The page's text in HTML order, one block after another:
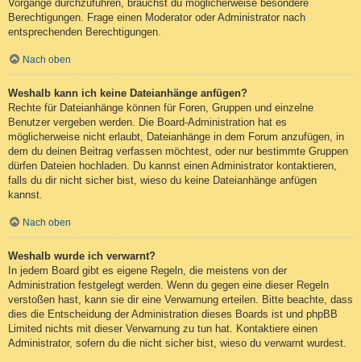
Vorgänge durchzuführen, brauchst du möglicherweise besondere
Berechtigungen. Frage einen Moderator oder Administrator nach
entsprechenden Berechtigungen.
Nach oben
Weshalb kann ich keine Dateianhänge anfügen?
Rechte für Dateianhänge können für Foren, Gruppen und einzelne
Benutzer vergeben werden. Die Board-Administration hat es
möglicherweise nicht erlaubt, Dateianhänge in dem Forum anzufügen, in
dem du deinen Beitrag verfassen möchtest, oder nur bestimmte Gruppen
dürfen Dateien hochladen. Du kannst einen Administrator kontaktieren,
falls du dir nicht sicher bist, wieso du keine Dateianhänge anfügen
kannst.
Nach oben
Weshalb wurde ich verwarnt?
In jedem Board gibt es eigene Regeln, die meistens von der
Administration festgelegt werden. Wenn du gegen eine dieser Regeln
verstoßen hast, kann sie dir eine Verwarnung erteilen. Bitte beachte, dass
dies die Entscheidung der Administration dieses Boards ist und phpBB
Limited nichts mit dieser Verwarnung zu tun hat. Kontaktiere einen
Administrator, sofern du die nicht sicher bist, wieso du verwarnt wurdest.